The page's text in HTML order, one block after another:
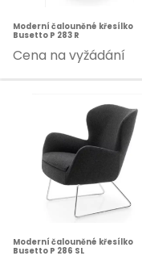
Moderní čalouněné křesílko
Busetto P 283 R
Cena na vyžádání
Moderní čalouněné křesílko
Busetto P 286 SL